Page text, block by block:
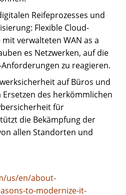
Reifeprozesses und
Flexible Cloud-
verwalteten WAN as a
es Netzwerken, auf die
zu reagieren.
auf Büros und
des herkömmlichen
für
die Bekämpfung der
allen Standorten und
us/en/about-
to-modernize-it-